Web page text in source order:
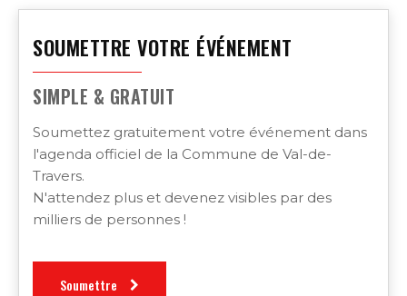
SOUMETTRE VOTRE ÉVÉNEMENT
SIMPLE & GRATUIT
Soumettez gratuitement votre événement dans
l'agenda officiel de la Commune de Val-de-
Travers.
N'attendez plus et devenez visibles par des
milliers de personnes !
Soumettre